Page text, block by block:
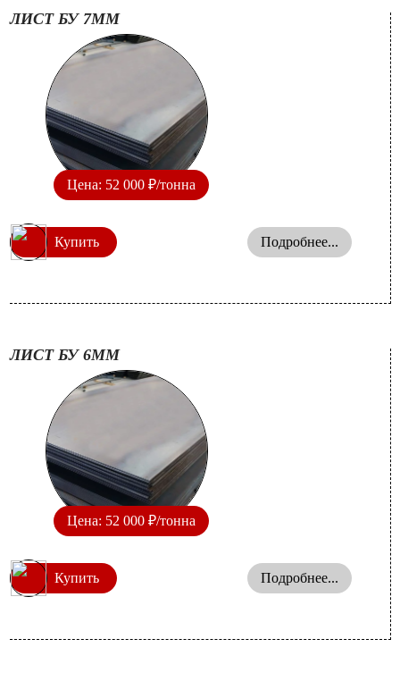
ЛИСТ БУ 7ММ
Цена: 52 000 ₽/тонна
Купить Подробнее...
ЛИСТ БУ 6ММ
Цена: 52 000 ₽/тонна
Купить Подробнее...